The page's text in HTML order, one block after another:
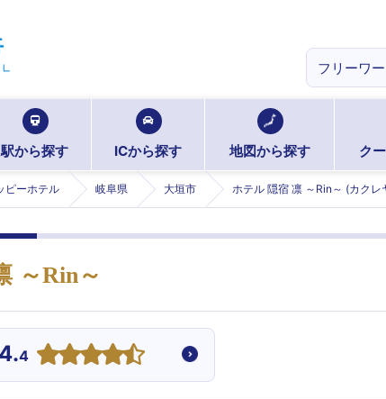
駅から探す ICから探す 地図から探す ク
ピーホテル 岐阜県 大垣市 ホテル 隠宿 凛 ～Rin～ (カクレ
～Rin～
4.4